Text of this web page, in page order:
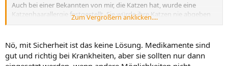
Auch bei einer Bekannten von mir, die Katzen hat, wurde eine
Katzenhaarallergie festgestellt. Sie würde ihre Katzen nie abgeben
und hat auch Medikamente, die die Reaktionen unterbinden.
Aber ich weiß nicht, ob dies wirklich eine Lösung ist.
.
Zum Vergrößern anklicken....
Nö, mit Sicherheit ist das keine Lösung. Medikamente sind
gut und richtig bei Krankheiten, aber sie sollten nur dann